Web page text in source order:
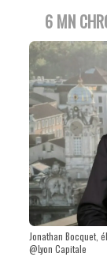
6 MN
Jonathan Bocquet,
@Lyon Capitale